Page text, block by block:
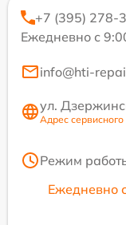
+7 (395) 278-
Ежедневно с
info@hti-
ул.
Адрес
Режим
Ежедневно